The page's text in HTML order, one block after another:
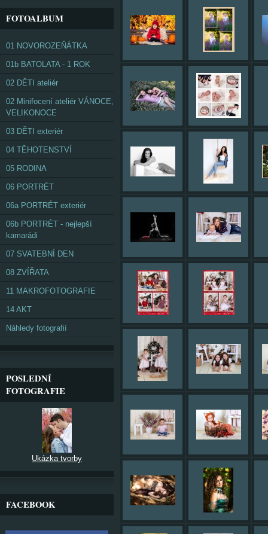
FOTOALBUM
01 NOVOROZEŇÁTKA
01b BATOLATA - 1 ROK
02 DĚTI ateliér
02 Minifocení ateliér VÁNOCE,
VELIKONOCE
03 DĚTI exteriér
04 TĚHOTENSTVÍ
05 RODINA
06 PORTRÉT
06a PORTRÉT exteriér
06b PORTRÉT - nejlepší
kamarádi
07 SVATEBNÍ DEN
08 ZVÍŘATA
11 MAKROFOTOGRAFIE
14 AKT
Náhledy fotografií
POSLEDNÍ
FOTOGRAFIE
Ukázka tvorby
FACEBOOK